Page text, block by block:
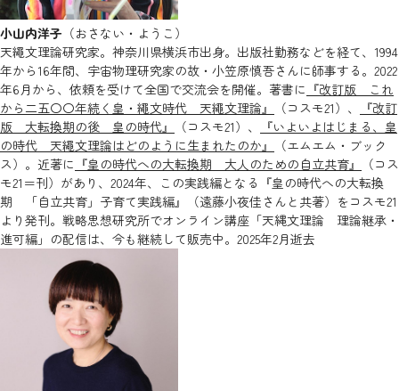
小山内洋子 （おさない・ようこ）
天繩文理論研究家。神奈川県横浜市出身。出版社勤務などを経て、1994
年から16年間、宇宙物理研究家の故・小笠原慎吾さんに師事する。2022
年6月から、依頼を受けて全国で交流会を開催。著書に 『改訂版 これ
から二五〇〇年続く皇・繩文時代 天繩文理論』
（コスモ21）、
『改訂
版 大転換期の後 皇の時代』
（コスモ21）、
『いよいよはじまる、皇
の時代 天繩文理論はどのように生まれたのか』
（エムエム・ブック
ス）。近著に 『皇の時代への大転換期 大人のための自立共育』
（コス
モ21＝刊）があり、2024年、この実践編となる『皇の時代への大転換
期 「自立共育」子育て実践編』（遠藤小夜佳さんと共著）をコスモ21
より発刊。戦略思想研究所でオンライン講座「天縄文理論 理論継承・
進可編」の配信は、今も継続して販売中。2025年2月逝去